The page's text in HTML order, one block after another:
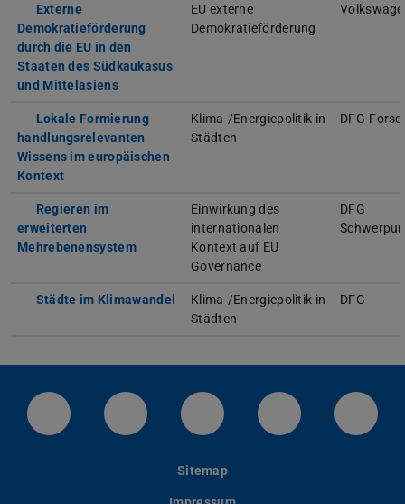
Externe
Demokratieförderung
durch die EU in den
Staaten des Südkaukasus
und Mittelasiens
EU externe
Demokratieförderung
Lokale Formierung
handlungsrelevanten
Wissens im europäischen
Kontext
Klima-/Energiepolitik in
Städten
DFG-
Regieren im
erweiterten
Mehrebenensystem
Einwirkung des
internationalen
Kontext auf EU
Governance
DFG
Städte im Klimawandel
Klima-/Energiepolitik in
Städten
DFG
LinkedIn-Seite der TU Darmstadt
Instagram-Kanal der TU
Bluesky-Kanal der TU
Facebook-
Sitemap